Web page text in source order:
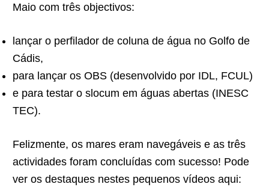
Maio com três objectivos:
lançar o perfilador de coluna de água no Golfo de
Cádis,
para lançar os OBS (desenvolvido por IDL, FCUL)
e para testar o slocum em águas abertas (INESC
TEC).
Felizmente, os mares eram navegáveis e as três
actividades foram concluídas com sucesso! Pode
ver os destaques nestes pequenos vídeos aqui: